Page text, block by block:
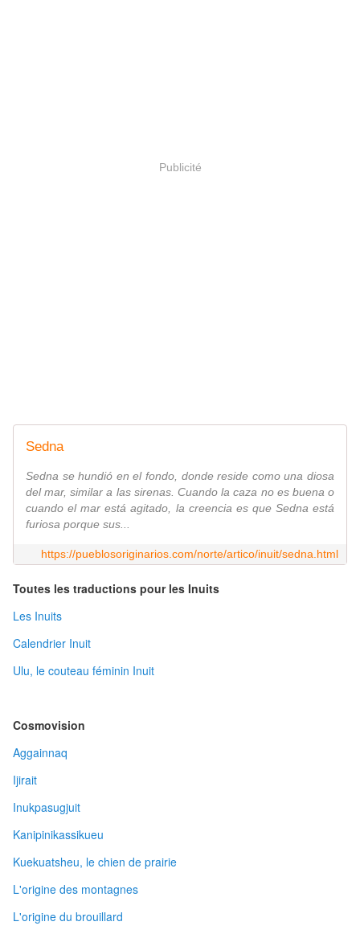
Publicité
Sedna
Sedna se hundió en el fondo, donde reside como una diosa
del mar, similar a las sirenas. Cuando la caza no es buena o
cuando el mar está agitado, la creencia es que Sedna está
furiosa porque sus...
https://pueblosoriginarios.com/norte/artico/inuit/sedna.html
Toutes les traductions pour les Inuits
Les Inuits
Calendrier Inuit
Ulu, le couteau féminin Inuit
Cosmovision
Aggainnaq
Ijirait
Inukpasugjuit
Kanipinikassikueu
Kuekuatsheu, le chien de prairie
L'origine des montagnes
L'origine du brouillard